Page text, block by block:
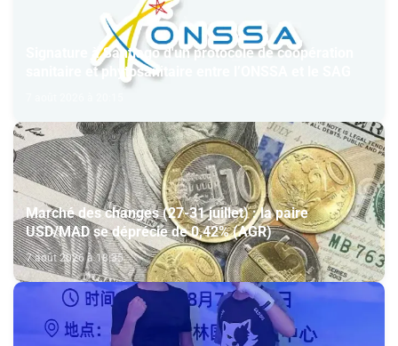
Signature à Santiago d'un protocole de coopération
sanitaire et phytosanitaire entre l’ONSSA et le SAG
Marché des changes (27-31 juillet) : la paire
USD/MAD se déprécie de 0,42% (AGR)
7 août 2026 à 18:35